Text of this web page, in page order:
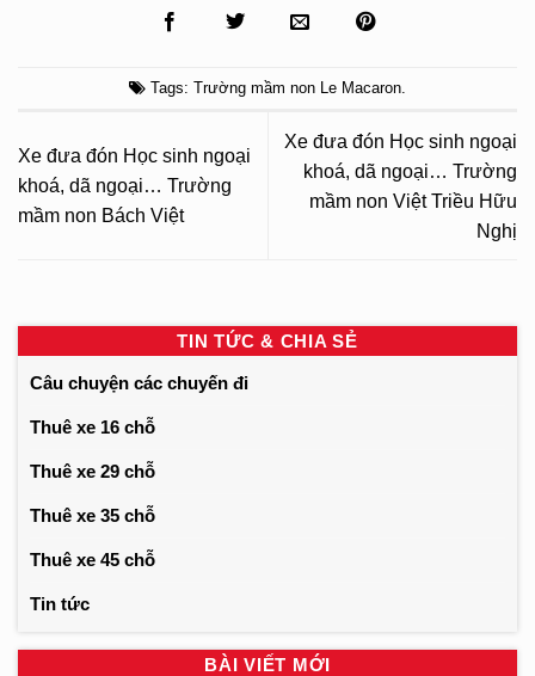
Tags: Trường mầm non Le Macaron
Xe đưa đón Học sinh ngoại
khoá, dã ngoại… Trường
mầm non Bách Việt
Xe đưa đón Học sinh ngoại
khoá, dã ngoại… Trường
mầm non Việt Triều Hữu
Nghị
TIN TỨC & CHIA SẺ
Câu chuyện các chuyến đi
Thuê xe 16 chỗ
Thuê xe 29 chỗ
Thuê xe 35 chỗ
Thuê xe 45 chỗ
Tin tức
BÀI VIẾT MỚI